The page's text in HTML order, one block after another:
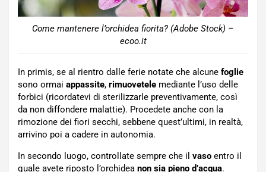
Come mantenere l’orchidea fiorita? (Adobe Stock) –
ecoo.it
In primis, se al rientro dalle ferie notate che alcune foglie
sono ormai appassite, rimuovetele mediante l’uso delle
forbici (ricordatevi di sterilizzarle preventivamente, così
da non diffondere malattie). Procedete anche con la
rimozione dei fiori secchi, sebbene quest’ultimi, in realtà,
arrivino poi a cadere in autonomia.
In secondo luogo, controllate sempre che il vaso entro il
quale avete riposto l’orchidea non sia pieno d’acqua.